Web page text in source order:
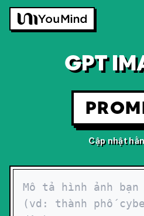
GPT
Cập nhật